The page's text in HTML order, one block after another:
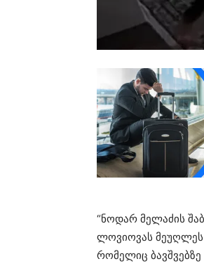
“ნო­დარ მე­ლა­ძის
ლო­ვი­ო­ვას მე­უღ­ლეს
რო­მე­ლიც